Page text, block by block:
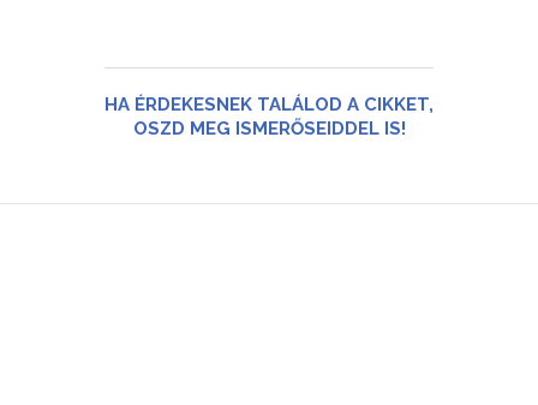
HA ÉRDEKESNEK TALÁLOD A CIKKET,
OSZD MEG ISMERŐSEIDDEL IS!